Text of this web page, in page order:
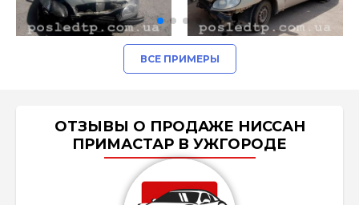
ВСЕ ПРИМЕРЫ
ОТЗЫВЫ О ПРОДАЖЕ НИССАН
ПРИМАСТАР В УЖГОРОДЕ